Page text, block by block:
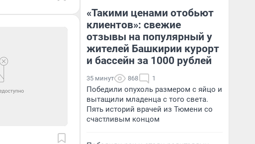
«Такими ценами отобьют
клиентов»: свежие
отзывы на популярный у
жителей Башкирии курорт
и бассейн за 1000 рублей
35 минут 868 1
Победили опухоль размером с яйцо и
вытащили младенца с того света.
Пять историй врачей из Тюмени со
счастливым концом